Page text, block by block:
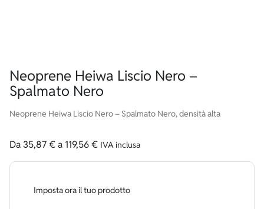
Neoprene Heiwa Liscio Nero –
Spalmato Nero
Neoprene Heiwa Liscio Nero – Spalmato Nero, densità alta
Da35,87€a 119,56€ IVA inclusa
Imposta ora il tuo prodotto